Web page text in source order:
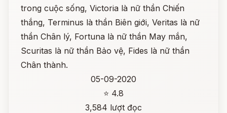
trong cuộc sống, Victoria là nữ thần Chiến
thắng, Terminus là thần Biên giới, Veritas là nữ
thần Chân lý, Fortuna là nữ thần May mắn,
Scuritas là nữ thần Bảo vệ, Fides là nữ thần
Chân thành.
05-09-2020
⭐ 4.8
3,584 lượt đọc